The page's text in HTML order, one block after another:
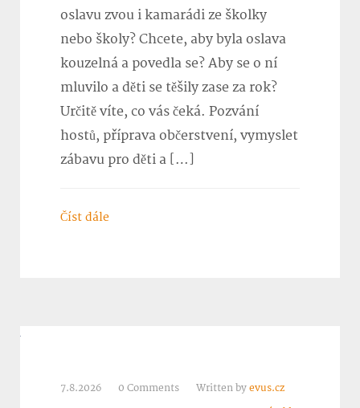
oslavu zvou i kamarádi ze školky
nebo školy? Chcete, aby byla oslava
kouzelná a povedla se? Aby se o ní
mluvilo a děti se těšily zase za rok?
Určitě víte, co vás čeká. Pozvání
hostů, příprava občerstvení, vymyslet
zábavu pro děti a […]
Číst dále
7.8.2026 0 Comments Written by evus.cz